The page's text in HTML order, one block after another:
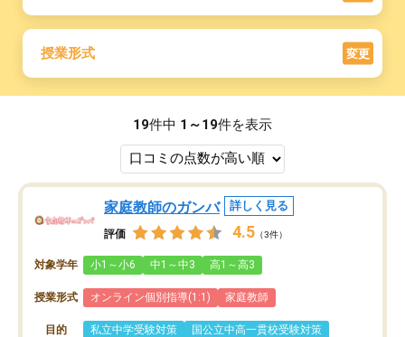
授業形式 変更
19件中 1～19件を表示
家庭教師のガンバ 詳しく見る
評価 4.5 （3件）
対象学年 小1～小6 中1～中3 高1～高3
授業形式 オンライン個別指導(1:1) 家庭教師
目的 私立中学受験対策
国公立中高一貫校受験対策